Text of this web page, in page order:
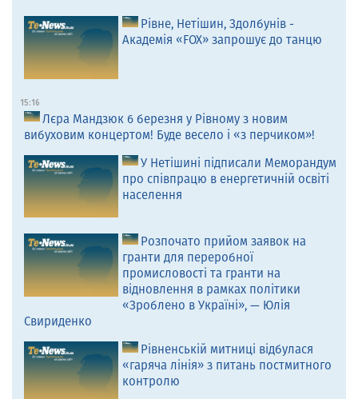
Рівне, Нетішин, Здолбунів -
Академія «FOX» запрошує до танцю
15:16
Лєра Мандзюк 6 березня у Рівному з новим
вибуховим концертом! Буде весело і «з перчиком»!
У Нетішині підписали Меморандум
про співпрацю в енергетичній освіті
населення
Розпочато прийом заявок на
гранти для переробної
промисловості та гранти на
відновлення в рамках політики
«Зроблено в Україні», — Юлія
Свириденко
Рівненській митниці відбулася
«гаряча лінія» з питань постмитного
контролю